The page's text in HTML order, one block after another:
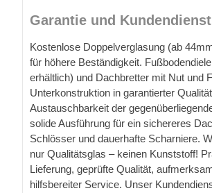
Garantie und Kundendienst
Kostenlose Doppelverglasung (ab
für höhere Beständigkeit.
erhältlich) und Dachbretter mit Nut und
Unterkonstruktion in garantierter
Austauschbarkeit der
solide Ausführung für ein sichereres
Schlösser und dauerhafte Scharniere.
nur Qualitätsglas – keinen Kunststoff!
Lieferung, geprüfte Qualität,
hilfsbereiter Service. Unser